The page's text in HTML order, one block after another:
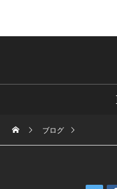
ブログ